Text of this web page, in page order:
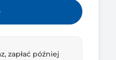
zapłać później